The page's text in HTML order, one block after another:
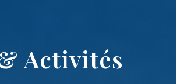
Activités